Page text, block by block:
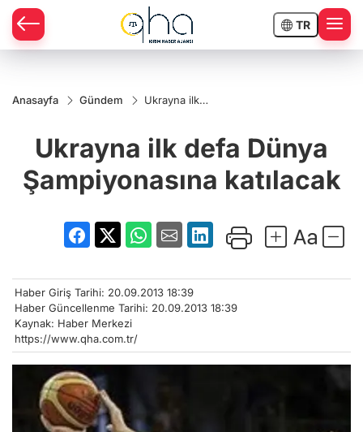
TR
Anasayfa Gündem
Ukrayna ilk
katılacak
Ukrayna ilk defa Dünya
Şampiyonasına katılacak
Haber Giriş Tarihi: 20.09.2013 18:39
Haber Güncellenme Tarihi: 20.09.2013 18:39
Kaynak: Haber Merkezi
https://www.qha.com.tr/